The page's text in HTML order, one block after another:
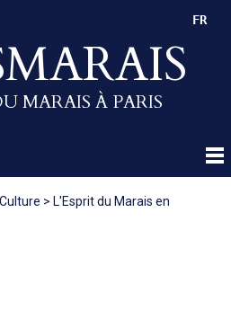
MARAIS À PARIS
FR
> L'Esprit du Marais en